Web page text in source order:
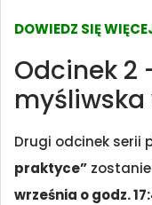
DOWIEDZ SIĘ
Odcinek 2
myśliwska
Drugi odcinek serii
praktyce”
września o godz.